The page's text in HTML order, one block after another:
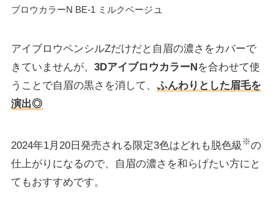
ブロウカラーN BE-1 ミルクベージュ
アイブロウペンシルZだけだと自眉の濃さをカバーで
きていませんが、 3DアイブロウカラーNを合わせて使
うことで自眉の黒さを消して、 ふんわりとした眉毛を
演出◎
2024年1月20日発売される限定3色はどれも脱色級 ※の
仕上がりになるので、自眉の濃さを和らげたい方にと
てもおすすめです。